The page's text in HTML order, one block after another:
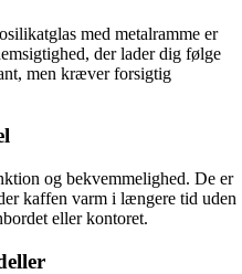
med metalramme er
der lader dig følge
men kræver forsigtig
og bekvemmelighed. De er
kaffen varm i længere tid uden
eller kontoret.